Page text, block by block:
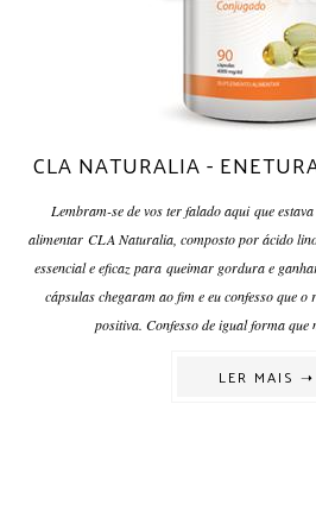
CLA NATURALIA -
Lembram-se de vos ter falado aqui que
alimentar CLA Naturalia, composto por ácido
essencial e eficaz para queimar gordura e
cápsulas chegaram ao fim e eu confesso que
positiva. Confesso de igual forma que
LER MAIS ➝